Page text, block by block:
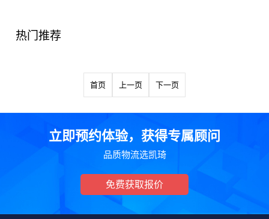
热门推荐
首页 上一页 下一页
立即预约体验，获得专属顾问
品质物流选凯琦
免费获取报价